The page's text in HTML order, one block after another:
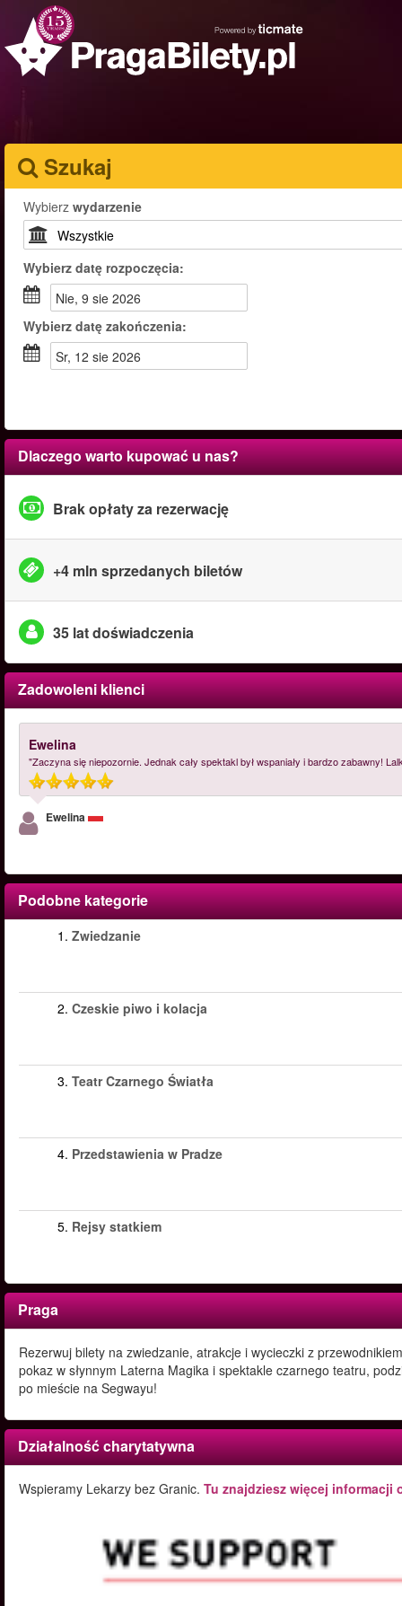
Szukaj
Wybierz wydarzenie
Wybierz datę rozpoczęcia:
nie, 9 sie 2026
Wybierz datę zakończenia:
sr, 12 sie 2026
Dlaczego warto kupować u nas?
Brak opłaty za rezerwację
+4 mln sprzedanych biletów
35 lat doświadczenia
Zadowoleni klienci
Ewelina
"Zaczyna się niepozornie. Jednak cały spektakl był wspaniały i bardzo zabawny!
Ewelina
Podobne kategorie
1. Zwiedzanie
2. Czeskie piwo i kolacja
3. Teatr Czarnego Światła
4. Przedstawienia w Pradze
5. Rejsy statkiem
Praga
Rezerwuj bilety na zwiedzanie, atrakcje i wycieczki z
pokaz w słynnym Laterna Magika i spektakle czarnego teatru,
po mieście na Segwayu!
Działalność charytatywna
Wspieramy Lekarzy bez Granic. Tu znajdziesz więcej informacji